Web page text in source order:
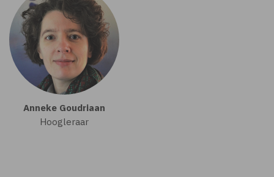
Anneke Goudriaan
Hoogleraar